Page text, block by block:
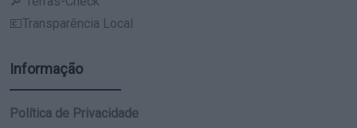
💶Transparência Local
Informação
Política de Privacidade